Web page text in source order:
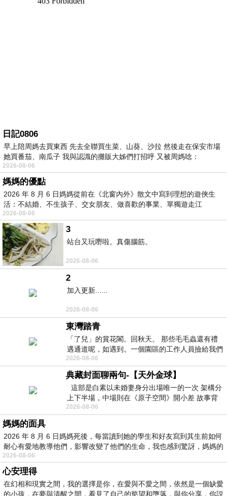
日記0806
早上陪周媽去買東西 先去全聯買生菜、山葵、沙拉 然後走在保安市場
她買番茄、南瓜子 我與認識的攤販大姊們打招呼 又被周媽唸：
2026-08-06
媽媽的優點
2026 年 8 月 6 日媽媽從前在《北窗內外》散文中寫到理想的遊俠生
活：不結婚、不生孩子、交女朋友、做喜歡的事業、單獨遊走江
湖⋯⋯，
2026-08-06
3
站台又玩嘢啦。真傷腦筋。
2026-08-06
2
加入更新......
2026-08-06
東灣踏青
「了兒」的賞花閣。回秋天。 那些毛毛蟲還有禮
遇通道呢，如遇到。一個園區的工作人員撿給我們
細賞。
2026-08-06
典藏封面聊兩句-【天外金球】
這部是白素以未婚妻身分出場唯一的一次 架構分
上下半場，中場則在《原子空間》開小差 故事背
景影射西藏境外流亡 地下組織
2026-08-06
媽媽的面具
2026 年 8 月 6 日媽媽死後，每當讀到她的學生和好友寫到其生前如何
耐心有愛地教導他們，影響改變了他們的生命，我也感到驚訝，媽媽的
2026-08-06
心安理得
在幻相和現實之間，我的選擇是你，在愛與不愛之間，依然是一個缺愛
的小孩，在夢與清醒之間，看見了自己的慾望和墮落，與你分享，你説